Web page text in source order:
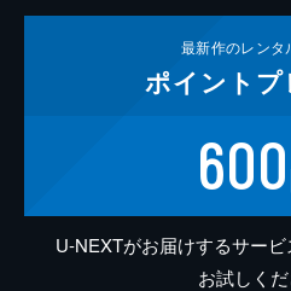
最新作のレンタ
ポイント プ
600
U-NEXTがお届けするサー
お試しくだ